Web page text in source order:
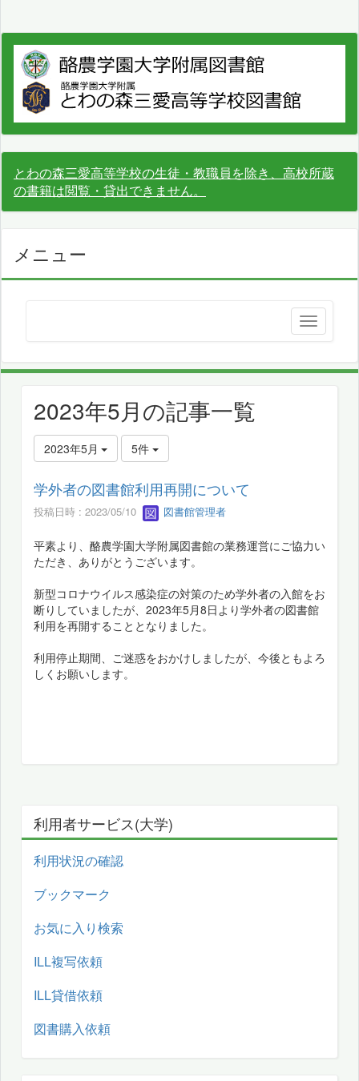
とわの森三愛高等学校の生徒・教職員を除き、高校所蔵
の書籍は閲覧・貸出できません。
メニュー
2023年5月の記事一覧
2023年5月 5件
学外者の図書館利用再開について
投稿日時 : 2023/05/10 図書館管理者
平素より、酪農学園大学附属図書館の業務運営にご協力い
ただき、ありがとうございます。
新型コロナウイルス感染症の対策のため学外者の入館をお
断りしていましたが、2023年5月8日より学外者の図書館
利用を再開することとなりました。
利用停止期間、ご迷惑をおかけしましたが、今後ともよろ
しくお願いします。
利用者サービス(大学)
利用状況の確認
ブックマーク
お気に入り検索
ILL複写依頼
ILL貸借依頼
図書購入依頼